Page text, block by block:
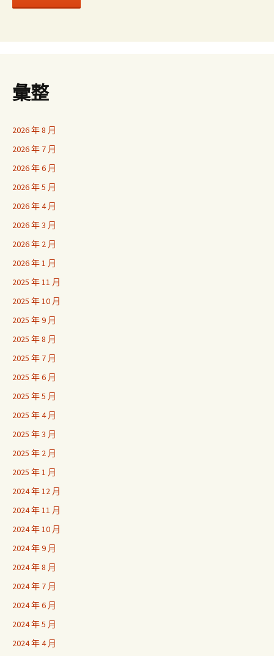
彙整
2026 年 8 月
2026 年 7 月
2026 年 6 月
2026 年 5 月
2026 年 4 月
2026 年 3 月
2026 年 2 月
2026 年 1 月
2025 年 11 月
2025 年 10 月
2025 年 9 月
2025 年 8 月
2025 年 7 月
2025 年 6 月
2025 年 5 月
2025 年 4 月
2025 年 3 月
2025 年 2 月
2025 年 1 月
2024 年 12 月
2024 年 11 月
2024 年 10 月
2024 年 9 月
2024 年 8 月
2024 年 7 月
2024 年 6 月
2024 年 5 月
2024 年 4 月